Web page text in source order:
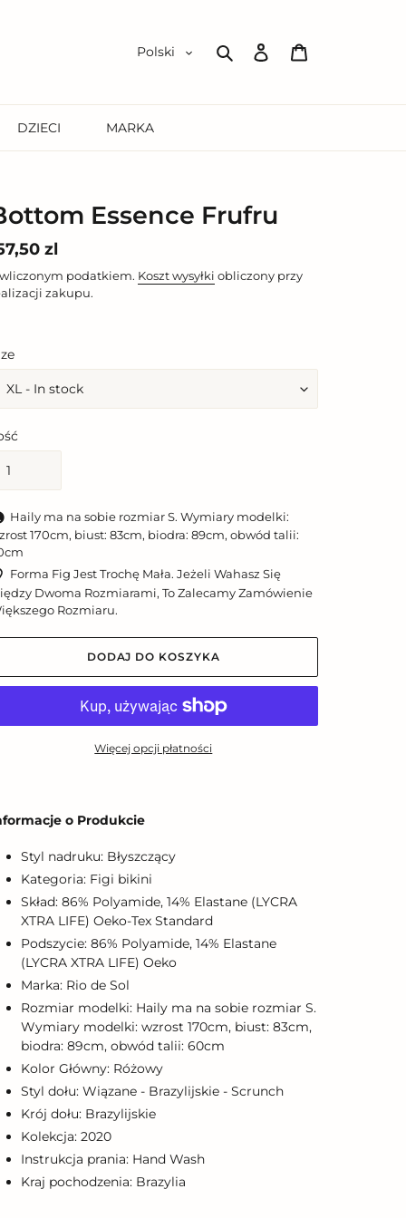
Polski
Zaloguj
DZIECI MARKA
Essence Frufru
zl
podatkiem. Koszt wysyłki obliczony przy
zakupu.
Haily ma na sobie rozmiar S. Wymiary modelki:
170cm, biust: 83cm, biodra: 89cm, obwód talii:
Forma Fig Jest Trochę Mała. Jeżeli Wahasz Się
Dwoma Rozmiarami, To Zalecamy Zamówienie
Rozmiaru.
DODAJ DO KOSZYKA
Więcej opcji płatności
o Produkcie
Styl nadruku: Błyszczący
Kategoria: Figi bikini
Skład: 86% Polyamide, 14% Elastane (LYCRA
XTRA LIFE) Oeko-Tex Standard
Podszycie: 86% Polyamide, 14% Elastane
(LYCRA XTRA LIFE) Oeko
Marka: Rio de Sol
Rozmiar modelki: Haily ma na sobie rozmiar S.
Wymiary modelki: wzrost 170cm, biust: 83cm,
biodra: 89cm, obwód talii: 60cm
Kolor Główny: Różowy
Styl dołu: Wiązane - Brazylijskie - Scrunch
Krój dołu: Brazylijskie
Kolekcja: 2020
Instrukcja prania: Hand Wash
Kraj pochodzenia: Brazylia